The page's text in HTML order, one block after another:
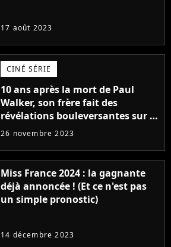
17 août 2023
CINÉ SÉRIE
10 ans après la mort de Paul
Walker, son frère fait des
révélations bouleversantes sur la
réaction des acteurs de Fast and
26 novembre 2023
Miss France 2024 : la gagnante
déjà annoncée ! (Et ce n'est pas
un simple pronostic)
14 décembre 2023